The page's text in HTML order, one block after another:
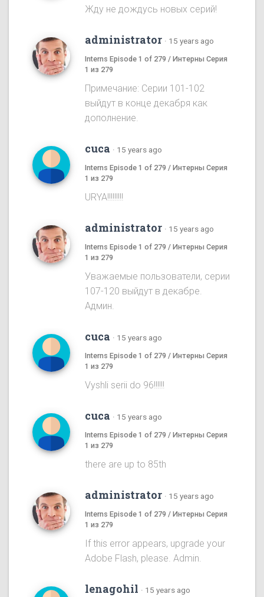
Жду не дождусь новых серий!
administrator · 15 years ago
Interns Episode 1 of 279 / Интерны Серия
1 из 279
Примечание: Серии 101-102
выйдут в конце декабря как
дополнение.
cuca · 15 years ago
Interns Episode 1 of 279 / Интерны Серия
1 из 279
URYA!!!!!!!!!
administrator · 15 years ago
Interns Episode 1 of 279 / Интерны Серия
1 из 279
Уважаемые пользователи, серии
107-120 выйдут в декабре.
Админ.
cuca · 15 years ago
Interns Episode 1 of 279 / Интерны Серия
1 из 279
Vyshli serii do 96!!!!!!
cuca · 15 years ago
Interns Episode 1 of 279 / Интерны Серия
1 из 279
there are up to 85th
administrator · 15 years ago
Interns Episode 1 of 279 / Интерны Серия
1 из 279
If this error appears, upgrade your
Adobe Flash, please. Admin.
lenagohil · 15 years ago